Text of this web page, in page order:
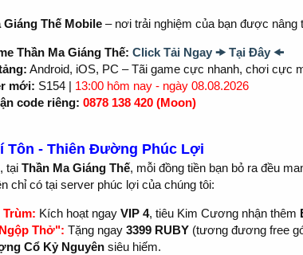
Giáng Thế Mobile – nơi trải nghiệm của bạn được nâng
Thần Ma Giáng Thế: Click Tải Ngay 🠞 Tại Đây 🠜
Android, iOS, PC – Tãi game cực nhanh, chơi cực
mới: S154 | 13:00 hôm nay - ngày 08.08.2026
code riêng: 0878 138 420 (Moon)
Tôn - Thiên Đường Phúc Lợi
tại Thần Ma Giáng Thế, mỗi đồng tiền bạn bỏ ra đều
chỉ có tại server phúc lợi của chúng tôi:
Trùm: Kích hoạt ngay VIP 4, tiêu Kim Cương nhận thêm
Thở": Tặng ngay 3399 RUBY (tương đương free
Cổ Kỷ Nguyên siêu hiếm.